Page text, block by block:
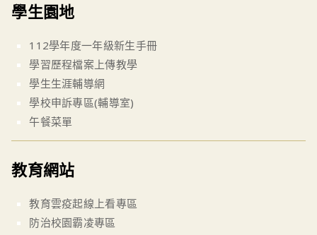
學生園地
112學年度一年級新生手冊
學習歷程檔案上傳教學
學生生涯輔導網
學校申訴專區(輔導室)
午餐菜單
教育網站
教育雲疫起線上看專區
防治校園霸凌專區